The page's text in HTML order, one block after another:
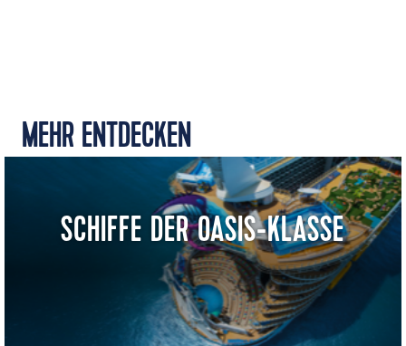
MEHR ENTDECKEN
SCHIFFE DER OASIS-KLASSE